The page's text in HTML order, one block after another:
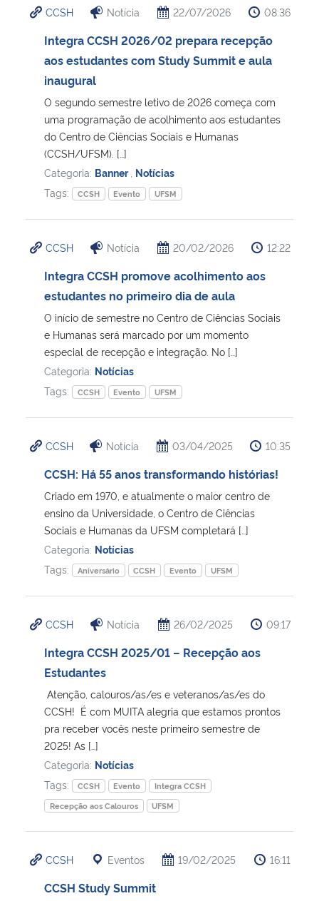
Ministério da Cidadania
Ministério da Saúde
Ministério de Minas e Energia
Ministério da Ciência, Tecnologia, Inovações e Comunicações
Ministério do Turismo
Ministério do Desenvolvimento Regional
Controladoria-Geral da União
Ministério da Mulher, da Família e dos Direitos Humanos
Secretaria-Geral
Secretaria de Governo
Banco Central do Brasil
CCSH Notícia 22/07/2026 08:36
Integra CCSH 2026/02 prepara recepção
aos estudantes com Study Summit e aula
inaugural
O segundo semestre letivo de 2026 começa com
uma programação de acolhimento aos estudantes
do Centro de Ciências Sociais e Humanas
(CCSH/UFSM). […]
Categoria: Banner Notícias
Tags:
CCSH Evento UFSM
CCSH Notícia 20/02/2026 12:22
Integra CCSH promove acolhimento aos
estudantes no primeiro dia de aula
O início de semestre no Centro de Ciências Sociais
e Humanas será marcado por um momento
especial de recepção e integração. No […]
Categoria: Notícias
Tags:
CCSH Evento UFSM
CCSH Notícia 03/04/2025 10:35
CCSH: Há 55 anos transformando histórias!
Criado em 1970, e atualmente o maior centro de
ensino da Universidade, o Centro de Ciências
Sociais e Humanas da UFSM completará […]
Categoria: Notícias
Tags:
Aniversário CCSH Evento UFSM
CCSH Notícia 26/02/2025 09:17
Integra CCSH 2025/01 – Recepção aos
Estudantes
Atenção, calouros/as/es e veteranos/as/es do
CCSH! É com MUITA alegria que estamos prontos
pra receber vocês neste primeiro semestre de
2025! As […]
Categoria: Notícias
Tags:
CCSH Evento
Integra CCSH
Recepção aos Calouros
UFSM
CCSH Eventos 19/02/2025 16:11
CCSH Study Summit